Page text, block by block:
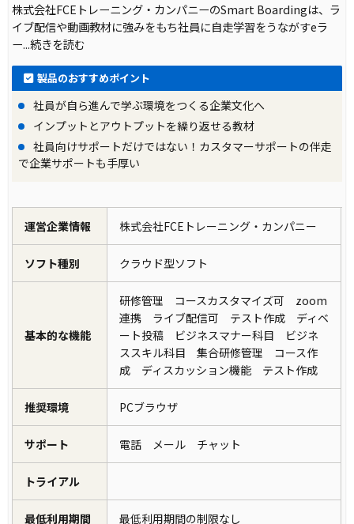
株式会社FCEトレーニング・カンパニーのSmart Boardingは、ラ
イブ配信や動画教材に強みをもち社員に自走学習をうながすeラ
ー...続きを読む
製品のおすすめポイント
社員が自ら進んで学ぶ環境をつくる企業文化へ
インプットとアウトプットを繰り返せる教材
社員向けサポートだけではない！カスタマーサポートの伴走
で企業サポートも手厚い
運営企業情報 株式会社FCEトレーニング・カンパニー
ソフト種別 クラウド型ソフト
基本的な機能
研修管理 コースカスタマイズ可 zoom
連携 ライブ配信可 テスト作成 ディベ
ート投稿 ビジネスマナー科目 ビジネ
ススキル科目 集合研修管理 コース作
成 ディスカッション機能 テスト作成
推奨環境 PCブラウザ
サポート 電話 メール チャット
トライアル
最低利用期間 最低利用期間の制限なし